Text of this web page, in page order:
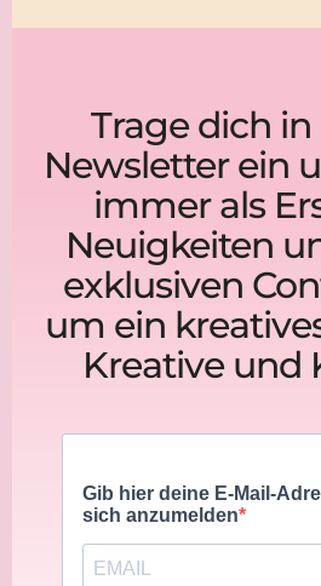
Trage dich
Newsletter ein
immer als
Neuigkeiten
exklusiven
um ein
Kreative und